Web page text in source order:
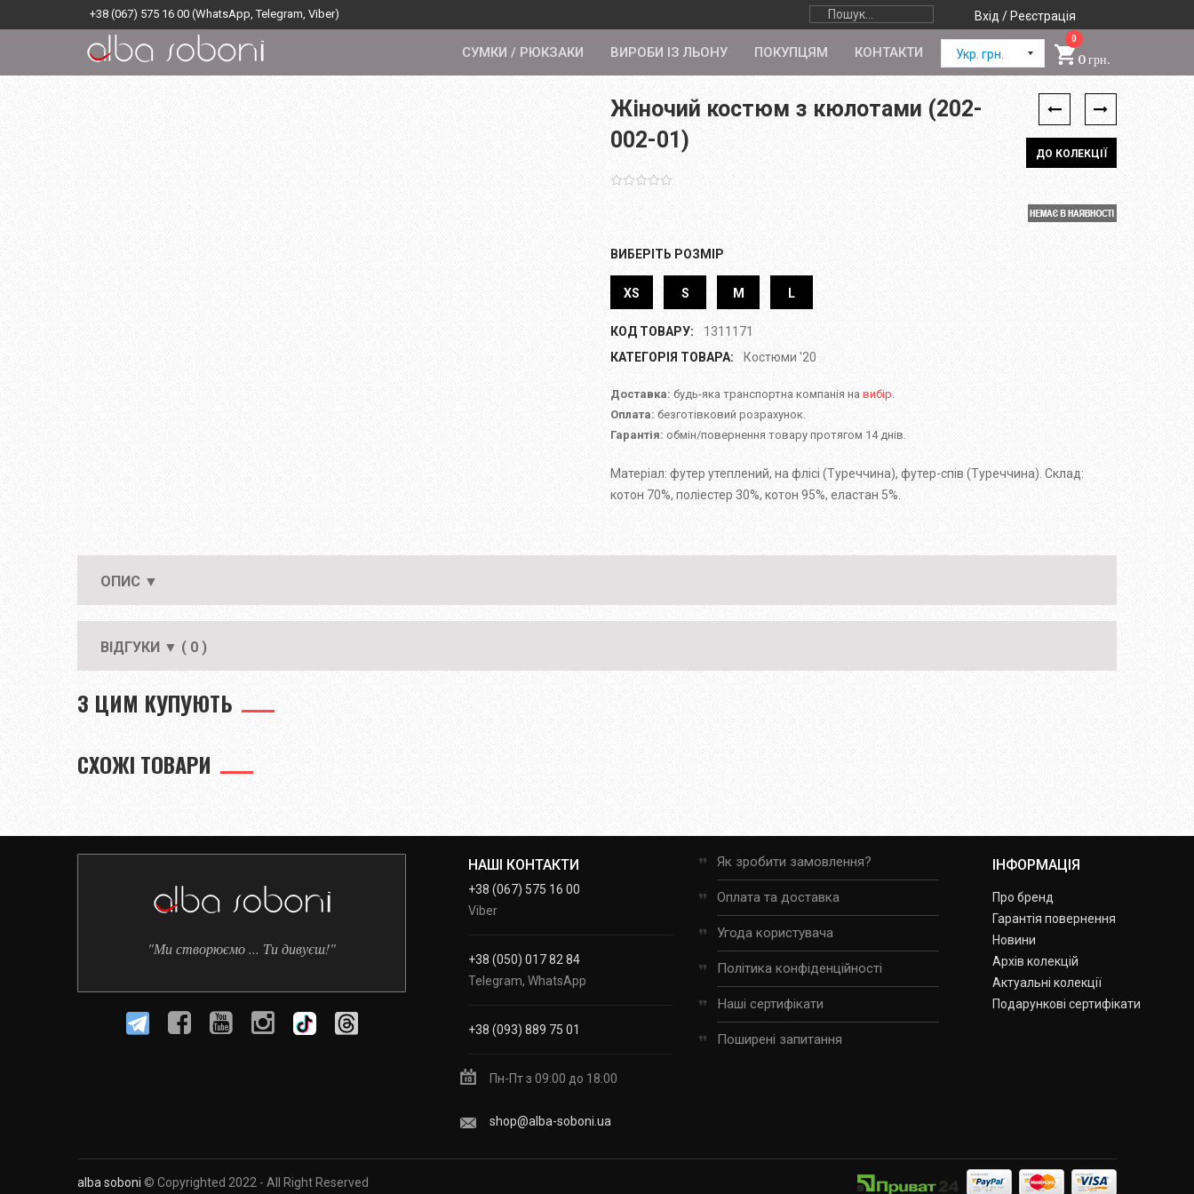
+38 (067) 575 16 00 (WhatsApp, Telegram, Viber) Вхід / Реєстрація
Укр. грн.
0
0 грн.
СУМКИ / РЮКЗАКИ ВИРОБИ ІЗ ЛЬОНУ ПОКУПЦЯМ КОНТАКТИ
ДО КОЛЕКЦІЇ
Жіночий костюм з кюлотами (202-
002-01)
ВИБЕРІТЬ РОЗМІР
XS S M L
КОД ТОВАРУ:
1311171
КАТЕГОРІЯ ТОВАРА:
Костюми '20
Доставка: будь-яка транспортна компанія на вибір.
Оплата: безготівковий розрахунок.
Гарантія: обмін/повернення товару протягом 14 днів.
Матеріал: футер утеплений, на флісі (Туреччина), футер-спів (Туреччина). Склад:
котон 70%, поліестер 30%, котон 95%, еластан 5%.
ОПИС ▼
ВІДГУКИ ▼ ( 0 )
З ЦИМ КУПУЮТЬ
СХОЖІ ТОВАРИ
"Ми створюємо ... Ти дивуєш!"
НАШІ КОНТАКТИ
+38 (067) 575 16 00
Viber
+38 (050) 017 82 84
Telegram, WhatsApp
+38 (093) 889 75 01
Пн-Пт з 09:00 до 18:00
shop@alba-soboni.ua
Як зробити замовлення?
Оплата та доставка
Угода користувача
Політика конфіденційності
Наші сертифікати
Поширені запитання
ІНФОРМАЦІЯ
Про бренд
Гарантія повернення
Новини
Архів колекцій
Актуальні колекції
Подарункові сертифікати
alba soboni © Copyrighted 2022 - All Right Reserved